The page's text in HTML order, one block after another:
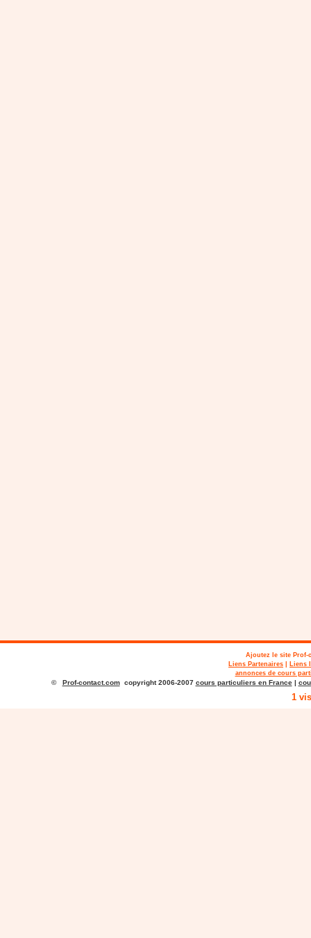
Ajoutez le site Prof-
Liens Partenaires | Liens
annonces de cours
© Prof-contact.comcopyright 2006-2007 cours particuliers en France|
1